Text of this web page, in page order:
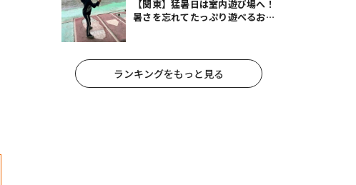
【関東】猛暑日は室内遊び場へ！
暑さを忘れてたっぷり遊べるおす
ランキングをもっと見る